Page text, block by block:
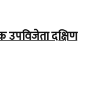
उपविजेता दक्षिण